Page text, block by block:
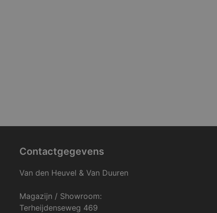
Contactgegevens
Van den Heuvel & Van Duuren
Magazijn / Showroom:
Terheijdenseweg 469